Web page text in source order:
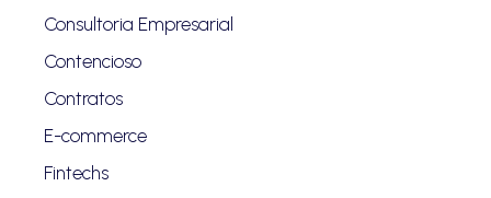
Consultoria Empresarial
Contencioso
Contratos
E-commerce
Fintechs